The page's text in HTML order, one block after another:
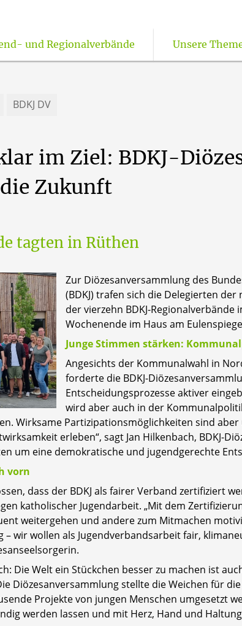
und Regionalverbände Unsere
BDKJ DV
im Ziel: BDKJ-
die Zukunft
tagten in Rüthen
Zur Diözesanversammlung des
(BDKJ) trafen sich die Delegierten
der vierzehn BDKJ-
Wochenende im Haus am
Junge Stimmen stärken:
Angesichts der Kommunalwahl in
forderte die BDKJ-
Entscheidungsprozesse aktiver
wird aber auch in der
Wirksame Partizipationsmöglichkeiten sind
erleben“, sagt Jan Hilkenbach, BDKJ-
um eine demokratische und jugendgerechte
vorn
dass der BDKJ als fairer Verband zertifiziert
katholischer Jugendarbeit. „Mit dem
weitergehen und andere zum Mitmachen
wir wollen als Jugendverbandsarbeit fair,
Die Welt ein Stückchen besser zu machen ist
Diözesanversammlung stellte die Weichen für
Projekte von jungen Menschen umgesetzt
werden lassen und mit Herz, Hand und